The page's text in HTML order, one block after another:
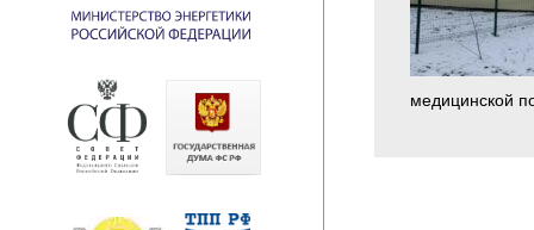
медицинской